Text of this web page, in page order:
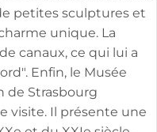
petites sculptures et
unique. La
canaux, ce qui lui a
Enfin, le Musée
de Strasbourg
visite. Il présente une